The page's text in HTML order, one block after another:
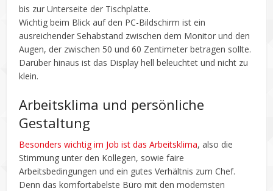
bis zur Unterseite der Tischplatte.
Wichtig beim Blick auf den PC-Bildschirm ist ein
ausreichender Sehabstand zwischen dem Monitor und den
Augen, der zwischen 50 und 60 Zentimeter betragen sollte.
Darüber hinaus ist das Display hell beleuchtet und nicht zu
klein.
Arbeitsklima und persönliche
Gestaltung
Besonders wichtig im Job ist das Arbeitsklima, also die
Stimmung unter den Kollegen, sowie faire
Arbeitsbedingungen und ein gutes Verhältnis zum Chef.
Denn das komfortabelste Büro mit den modernsten